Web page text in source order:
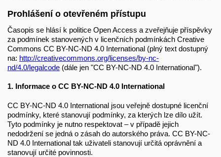
Prohlášení o otevřeném přístupu
Časopis se hlásí k politice Open Access a zveřejňuje příspěvky
za podmínek stanovených v licenčních podmínkách Creative
Commons CC BY-NC-ND 4.0 International (plný text dostupný
na: http://creativecommons.org/licenses/by-nc-
nd/4.0/legalcode (dále jen "CC BY-NC-ND 4.0 International").
1. Informace o CC BY-NC-ND 4.0 International
CC BY-NC-ND 4.0 International jsou veřejně dostupné licenční
podmínky, které stanovují podmínky, za kterých lze dílo užít.
Tyto podmínky je nutno respektovat – v případě jejich
nedodržení se jedná o zásah do autorského práva. CC BY-NC-
ND 4.0 International tak uživateli stanovují určitá oprávnění a
stanovují určité povinnosti.